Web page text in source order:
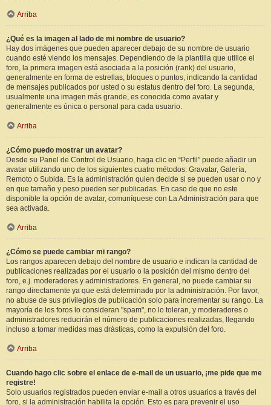
Arriba
¿Qué es la imagen al lado de mi nombre de usuario?
Hay dos imágenes que pueden aparecer debajo de su nombre de usuario
cuando esté viendo los mensajes. Dependiendo de la plantilla que utilice el
foro, la primera imagen está asociada a la posición (rank) del usuario,
generalmente en forma de estrellas, bloques o puntos, indicando la cantidad
de mensajes publicados por usted o su estatus dentro del foro. La segunda,
usualmente una imagen más grande, es conocida como avatar y
generalmente es única o personal para cada usuario.
Arriba
¿Cómo puedo mostrar un avatar?
Desde su Panel de Control de Usuario, haga clic en “Perfil” puede añadir un
avatar utilizando uno de los siguientes cuatro métodos: Gravatar, Galería,
Remoto o Subida. Es la administración quien decide si se pueden usar o no y
en que tamaño y peso pueden ser publicadas. En caso de que no este
disponible la opción de avatar, comuníquese con La Administración para que
sea activada.
Arriba
¿Cómo se puede cambiar mi rango?
Los rangos aparecen debajo del nombre de usuario e indican la cantidad de
publicaciones realizadas por el usuario o la posición del mismo dentro del
foro, e.j. moderadores y administradores. En general, no puede cambiar su
rango directamente ya que está determinado por la administración. Por favor,
no abuse de sus privilegios de publicación solo para incrementar su rango. La
mayoría de los foros lo consideran "spam", no lo toleran, y moderadores o
administradores reducirán el número de publicaciones realizadas, llegando
incluso a tomar medidas mas drásticas, como la expulsión del foro.
Arriba
Cuando hago clic sobre el enlace de e-mail de un usuario, ¡me pide que me
registre!
Solo usuarios registrados pueden enviar e-mail a otros usuarios a través del
foro, si la administración habilita la opción. Esto es para prevenir el uso